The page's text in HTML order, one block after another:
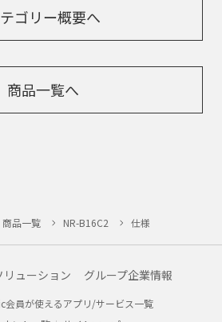
ゴリー概要へ
商品一覧へ
商品一覧 NR-B16C2 仕様
ューション グループ企業情報
会員が使えるアプリ/サービス一覧